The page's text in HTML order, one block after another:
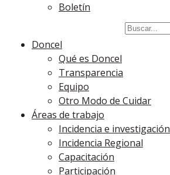
Boletín
Doncel
Qué es Doncel
Transparencia
Equipo
Otro Modo de Cuidar
Áreas de trabajo
Incidencia e investigación
Incidencia Regional
Capacitación
Participación